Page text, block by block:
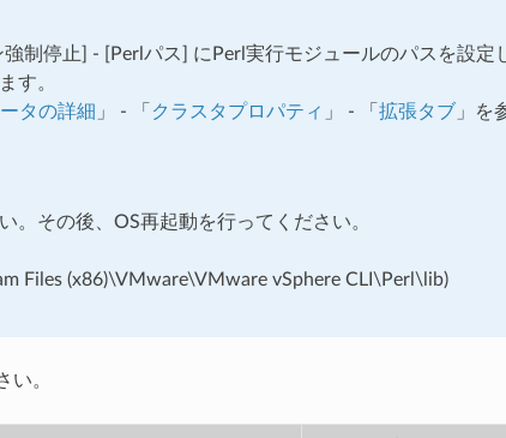
制停止] - [Perlパス] にPerl実行モジュールのパスを設定
す。
タの詳細 」 - 「 クラスタプロパティ 」 - 「 拡張タブ 」を
。その後、OS再起動を行ってください。
Files (x86)\VMware\VMware vSphere CLI\Perl\lib)
い。